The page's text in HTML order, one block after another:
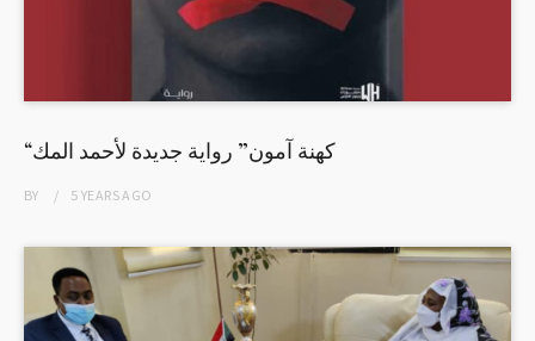
“كهنة آمون” رواية جديدة لأحمد المك
BY 5 YEARSAGO